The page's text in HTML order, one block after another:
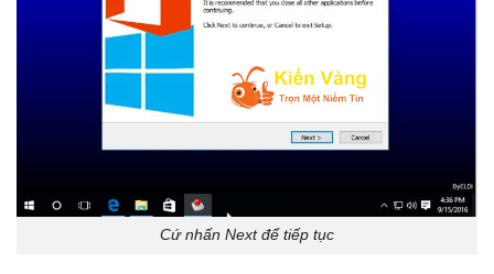
Cứ nhấn Next để tiếp tục